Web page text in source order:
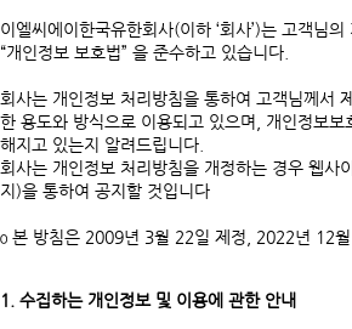
이엘씨에이한국유한회사(이하 ‘회사’)는 고객님의
“개인정보 보호법” 을 준수하고 있습니다.
회사는 개인정보 처리방침을 통하여 고객님께서
한 용도와 방식으로 이용되고 있으며, 개인정보보
해지고 있는지 알려드립니다.
회사는 개인정보 처리방침을 개정하는 경우 웹사
지)을 통하여 공지할 것입니다
ο 본 방침은 2009년 3월 22일 제정, 2022년 12
1. 수집하는 개인정보 및 이용에 관한 안내